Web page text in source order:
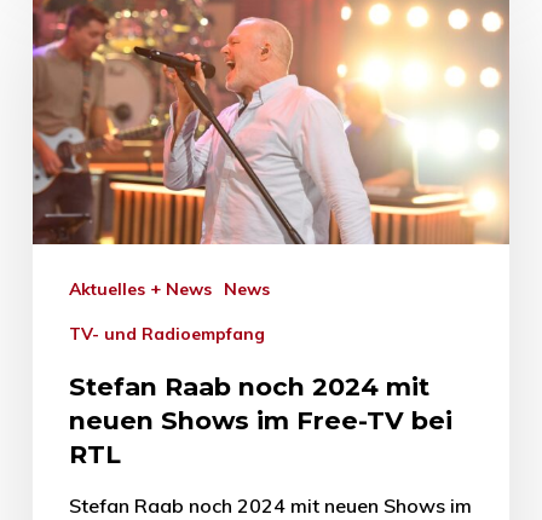
Aktuelles + News News
TV- und Radioempfang
Stefan Raab noch 2024 mit
neuen Shows im Free-TV bei
RTL
Stefan Raab noch 2024 mit neuen Shows im